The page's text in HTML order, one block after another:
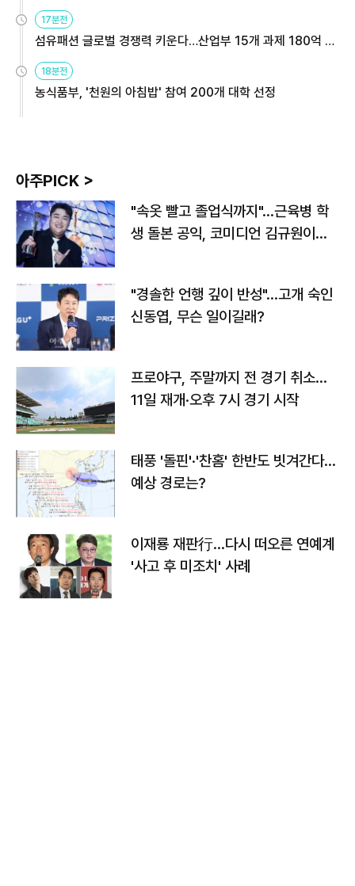
용해야
17분전
섬유패션 글로벌 경쟁력 키운다…산업부 15개 과제 180억 지
원
18분전
농식품부, '천원의 아침밥' 참여 200개 대학 선정
아주PICK >
"속옷 빨고 졸업식까지"…근육병 학
생 돌본 공익, 코미디언 김규원이었
"경솔한 언행 깊이 반성"…고개 숙인
신동엽, 무슨 일이길래?
프로야구, 주말까지 전 경기 취소…
11일 재개·오후 7시 경기 시작
태풍 '돌핀'·'찬홈' 한반도 빗겨간다…
예상 경로는?
이재룡 재판行…다시 떠오른 연예계
'사고 후 미조치' 사례